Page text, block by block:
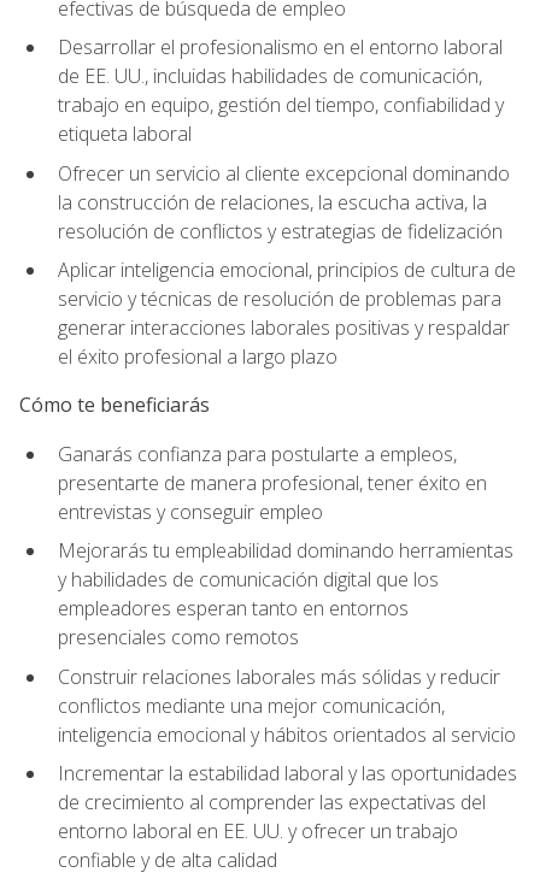
efectivas de búsqueda de empleo
Desarrollar el profesionalismo en el entorno laboral
de EE. UU., incluidas habilidades de comunicación,
trabajo en equipo, gestión del tiempo, confiabilidad y
etiqueta laboral
Ofrecer un servicio al cliente excepcional dominando
la construcción de relaciones, la escucha activa, la
resolución de conflictos y estrategias de fidelización
Aplicar inteligencia emocional, principios de cultura de
servicio y técnicas de resolución de problemas para
generar interacciones laborales positivas y respaldar
el éxito profesional a largo plazo
Cómo te beneficiarás
Ganarás confianza para postularte a empleos,
presentarte de manera profesional, tener éxito en
entrevistas y conseguir empleo
Mejorarás tu empleabilidad dominando herramientas
y habilidades de comunicación digital que los
empleadores esperan tanto en entornos
presenciales como remotos
Construir relaciones laborales más sólidas y reducir
conflictos mediante una mejor comunicación,
inteligencia emocional y hábitos orientados al servicio
Incrementar la estabilidad laboral y las oportunidades
de crecimiento al comprender las expectativas del
entorno laboral en EE. UU. y ofrecer un trabajo
confiable y de alta calidad